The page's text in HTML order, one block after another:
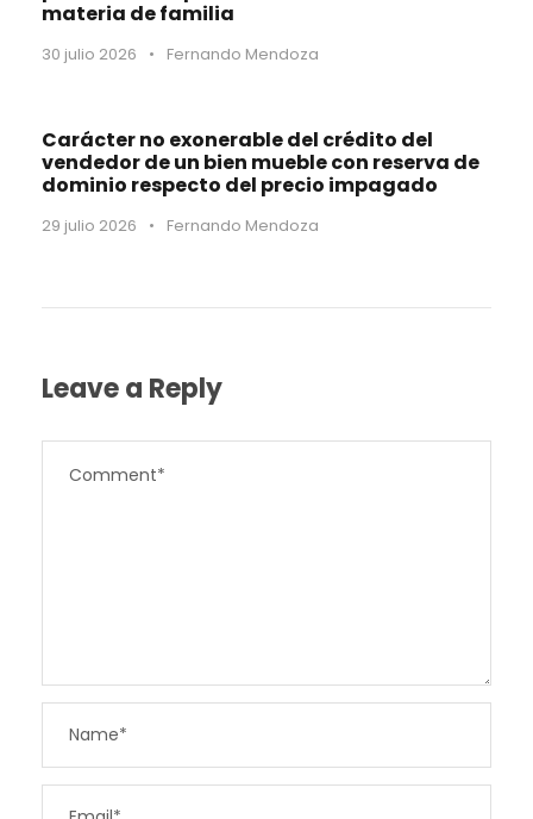
materia de familia
30 julio 2026 • Fernando Mendoza
Carácter no exonerable del crédito del
vendedor de un bien mueble con reserva de
dominio respecto del precio impagado
29 julio 2026 • Fernando Mendoza
Leave a Reply